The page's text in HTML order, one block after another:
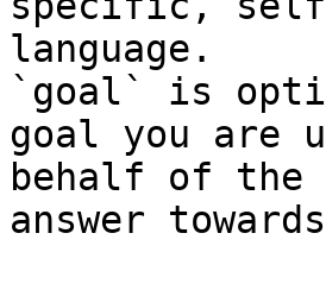
language.
`goal` is
goal you are
behalf of
answer